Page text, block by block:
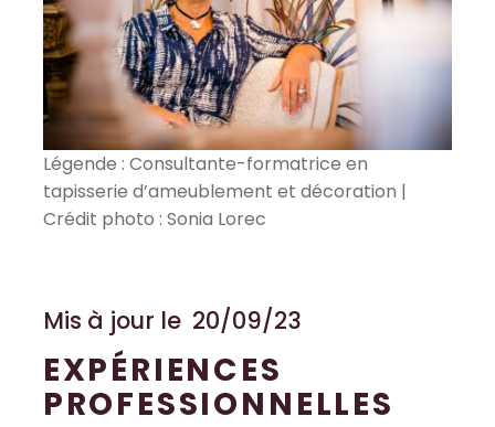
Légende : Consultante-formatrice en
tapisserie d’ameublement et décoration |
Crédit photo : Sonia Lorec
Mis à jour le 20/09/23
EXPÉRIENCES
PROFESSIONNELLES